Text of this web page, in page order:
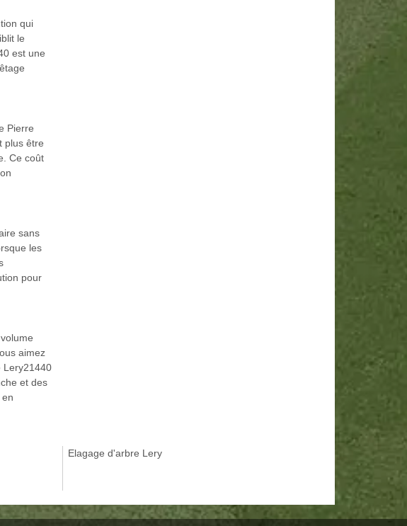
qui
le
est une
Pierre
plus être
Ce coût
sans
les
pour
aimez
Lery21440
et des
Elagage d'arbre Lery